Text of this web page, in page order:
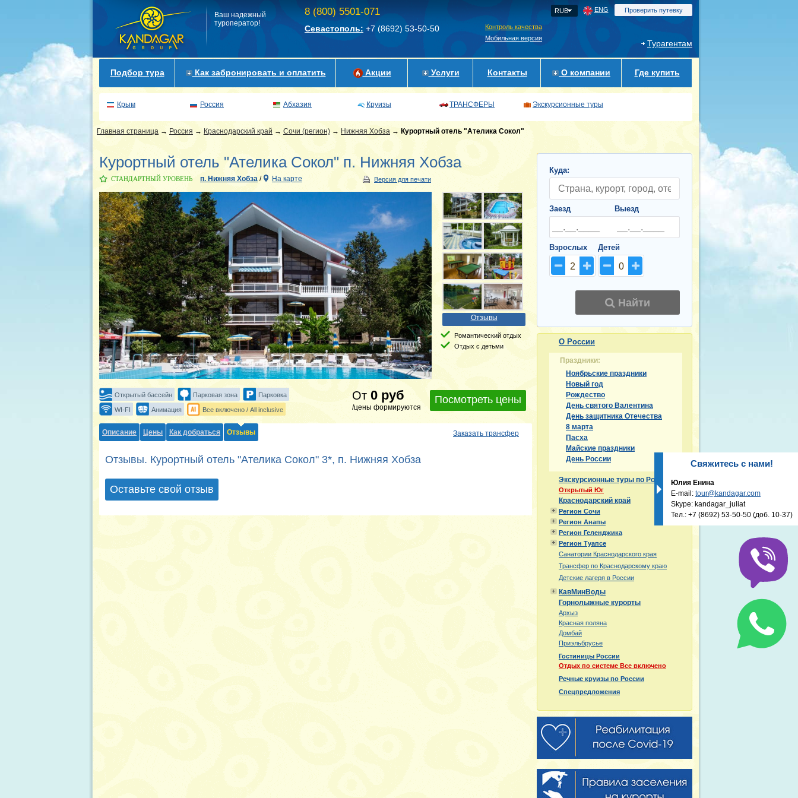
Ваш надежный
туроператор!
8 (800) 5501-071
Севастополь: +7 (8692) 53-50-50
Контроль качества
Мобильная версия
RUB ENG Проверить путевку
Турагентам
Подбор тура Как забронировать и оплатить Акции Услуги Контакты О компании Где купить
Крым Россия Абхазия Круизы ТРАНСФЕРЫ Экскурсионные туры
Главная страница → Россия → Краснодарский край → Сочи (регион) → Нижняя Хобза → Курортный отель "Ателика Сокол"
Курортный отель "Ателика Сокол" п. Нижняя Хобза
СТАНДАРТНЫЙ УРОВЕНЬ п. Нижняя Хобза / На карте Версия для печати
Отзывы
Романтический отдых
Отдых с детьми
Открытый бассейн Парковая зона Парковка
WI-FI Анимация Все включено / All inclusive
Посмотреть цены
От 0 руб
/цены формируются
Описание Цены Как добраться Отзывы Заказать трансфер
Отзывы. Курортный отель "Ателика Сокол" 3*, п. Нижняя Хобза
Оставьте свой отзыв
Свяжитесь с нами!
Юлия Енина
E-mail: tour@kandagar.com
Skype: kandagar_juliat
Тел.: +7 (8692) 53-50-50 (доб. 10-37)
Куда:
Заезд Выезд
Взрослых
2
Детей
0
Найти
О России
Праздники:
Ноябрьские праздники
Новый год
Рождество
День святого Валентина
День защитника Отечества
8 марта
Пасха
Майские праздники
День России
Экскурсионные туры по России
Открытый Юг
Краснодарский край
Регион Сочи
Регион Анапы
Регион Геленджика
Регион Туапсе
Санатории Краснодарского края
Трансфер по Краснодарскому краю
Детские лагеря в России
КавМинВоды
Горнолыжные курорты
Архыз
Красная поляна
Домбай
Приэльбрусье
Гостиницы России
Отдых по системе Все включено
Речные круизы по России
Спецпредложения